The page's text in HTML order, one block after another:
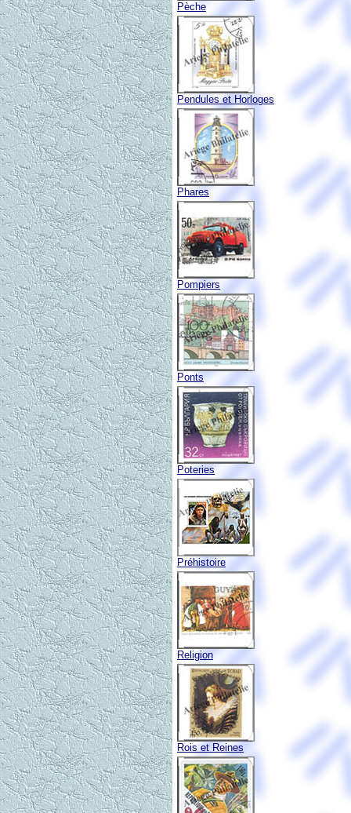
Pèche
Pendules et Horloges
Phares
Pompiers
Ponts
Poteries
Préhistoire
Religion
Rois et Reines